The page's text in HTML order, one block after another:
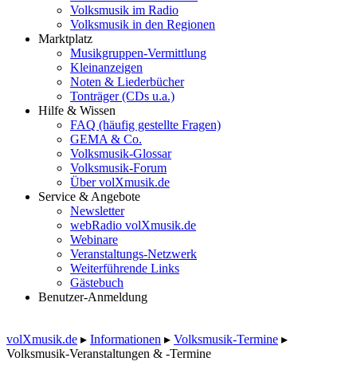
Volksmusik im Radio
Volksmusik in den Regionen
Marktplatz
Musikgruppen-Vermittlung
Kleinanzeigen
Noten & Liederbücher
Tonträger (CDs u.a.)
Hilfe & Wissen
FAQ (häufig gestellte Fragen)
GEMA & Co.
Volksmusik-Glossar
Volksmusik-Forum
Über volXmusik.de
Service & Angebote
Newsletter
webRadio volXmusik.de
Webinare
Veranstaltungs-Netzwerk
Weiterführende Links
Gästebuch
Benutzer-Anmeldung
volXmusik.de ▸ Informationen ▸ Volksmusik-Termine ▸
Volksmusik-Veranstaltungen & -Termine